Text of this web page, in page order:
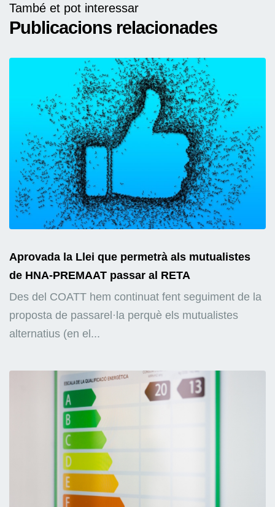
També et pot interessar
Publicacions relacionades
Aprovada la Llei que permetrà als mutualistes
de HNA-PREMAAT passar al RETA
Des del COATT hem continuat fent seguiment de la
proposta de passarel·la perquè els mutualistes
alternatius (en el...